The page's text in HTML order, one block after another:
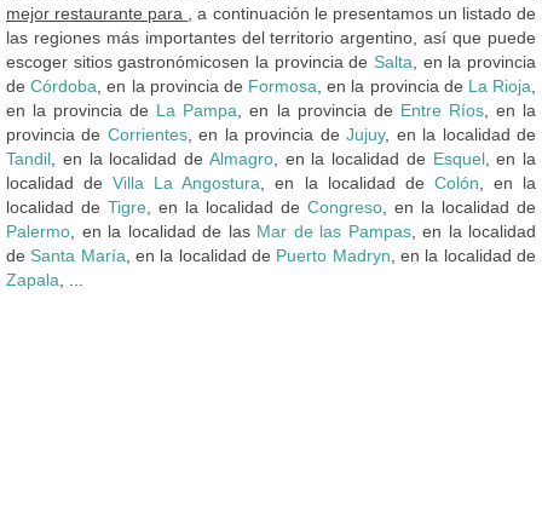
mejor restaurante para
, a continuación le presentamos un listado de
las regiones más importantes del territorio argentino, así que puede
escoger sitios gastronómicosen la provincia de Salta , en la provincia
deCórdoba , en la provincia de Formosa , en la provincia de La Rioja
en la provincia de La Pampa , en la provincia de Entre Ríos, en la
provincia de Corrientes, en la provincia deJujuy, en la localidad de
Tandil , en la localidad de Almagro, en la localidad de Esquel, en la
localidad deVilla La Angostura , en la localidad de Colón , en la
localidad de Tigre , en la localidad de Congreso , en la localidad de
Palermo , en la localidad de las Mar de las Pampas, en la localidad
de Santa María , en la localidad de Puerto Madryn , en la localidad de
Zapala